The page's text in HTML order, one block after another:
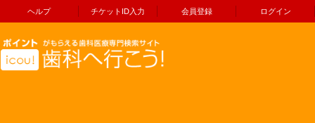
ヘルプ チケットID入力 会員登録 ログイン